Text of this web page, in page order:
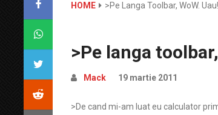
HOME >Pe Langa Toolbar, WoW. Uau!
>Pe langa
Mack 19 martie 2011
>De cand mi-am luat eu calculator